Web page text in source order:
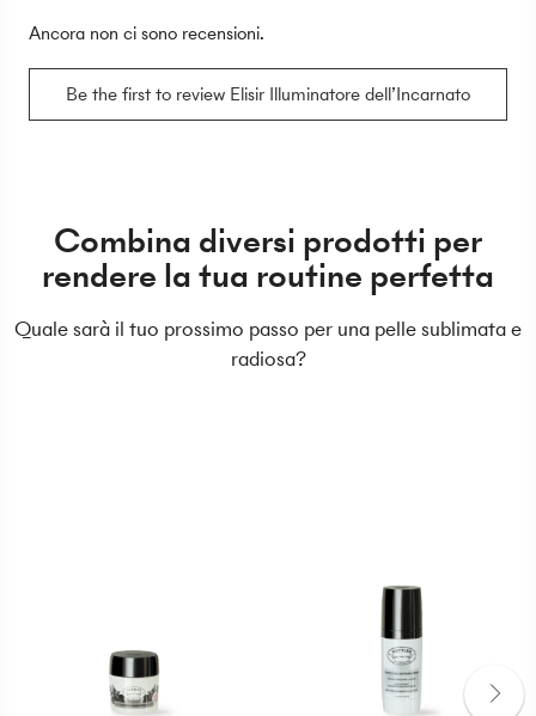
Ancora non ci sono recensioni.
Be the first to review Elisir Illuminatore dell’Incarnato
Combina diversi prodotti per
rendere la tua routine perfetta
Quale sarà il tuo prossimo passo per una pelle sublimata e
radiosa?